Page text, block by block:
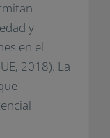
y
en el
2018). La